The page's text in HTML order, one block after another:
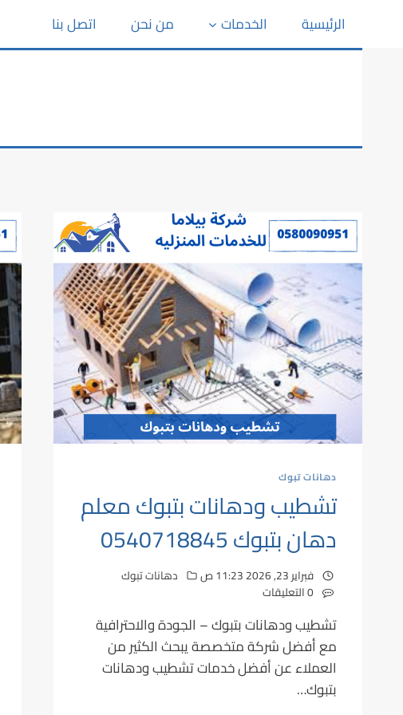
الرئيسية الخدمات من نحن اتصل بنا
دهانات تبوك
تشطيب ودهانات بتبوك معلم
دهان بتبوك 0540718845
فبراير 23, 2026 11:23 ص
دهانات تبوك
0 التعليقات
تشطيب ودهانات بتبوك – الجودة والاحترافية
مع أفضل شركة متخصصة يبحث الكثير من
العملاء عن أفضل خدمات تشطيب ودهانات
بتبوك…